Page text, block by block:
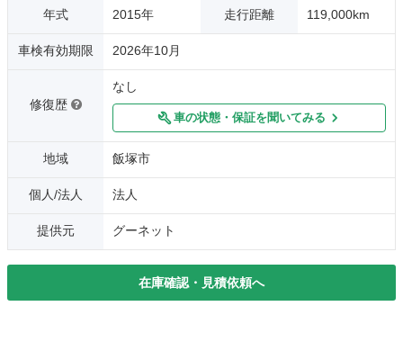
年式 2015年 走行距離 119,000km
車検有効期限 2026年10月
修復歴
なし
車の状態・保証を聞いてみる
地域 飯塚市
個人/法人 法人
提供元 グーネット
在庫確認・見積依頼へ